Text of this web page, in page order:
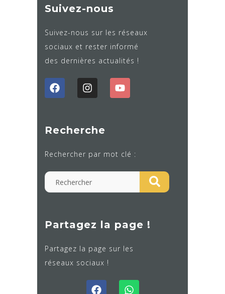
Suivez-nous
Suivez-nous sur les réseaux
sociaux et rester informé
des dernières actualités !
Recherche
Rechercher par mot clé :
Partagez la page !
Partagez la page sur les
réseaux sociaux !